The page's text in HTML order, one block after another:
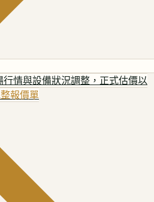
行情與設備狀況調整，正式估價以
報價單